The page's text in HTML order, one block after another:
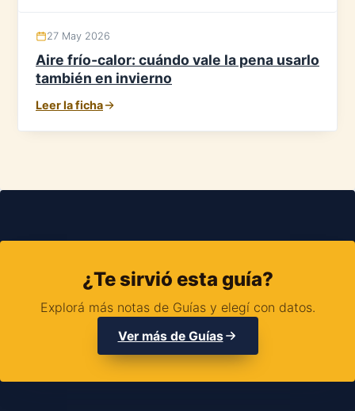
27 May 2026
Aire frío-calor: cuándo vale la pena usarlo
también en invierno
Leer la ficha
¿Te sirvió esta guía?
Explorá más notas de Guías y elegí con datos.
Ver más de Guías